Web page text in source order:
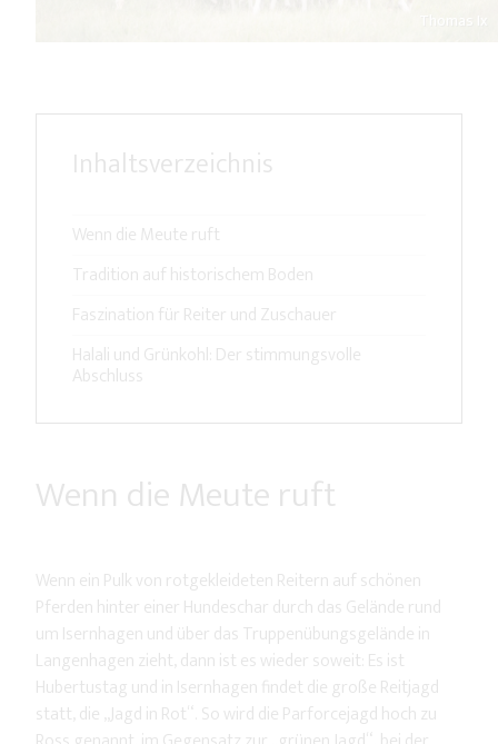
Inhaltsverzeichnis
Wenn die Meute ruft
Tradition auf historischem Boden
Faszination für Reiter und Zuschauer
Halali und Grünkohl: Der stimmungsvolle
Abschluss
Wenn die Meute ruft
Wenn ein Pulk von rotgekleideten Reitern auf schönen
Pferden hinter einer Hundeschar durch das Gelände rund
um Isernhagen und über das Truppenübungsgelände in
Langenhagen zieht, dann ist es wieder soweit: Es ist
Hubertustag und in Isernhagen findet die große Reitjagd
statt, die „Jagd in Rot“. So wird die Parforcejagd hoch zu